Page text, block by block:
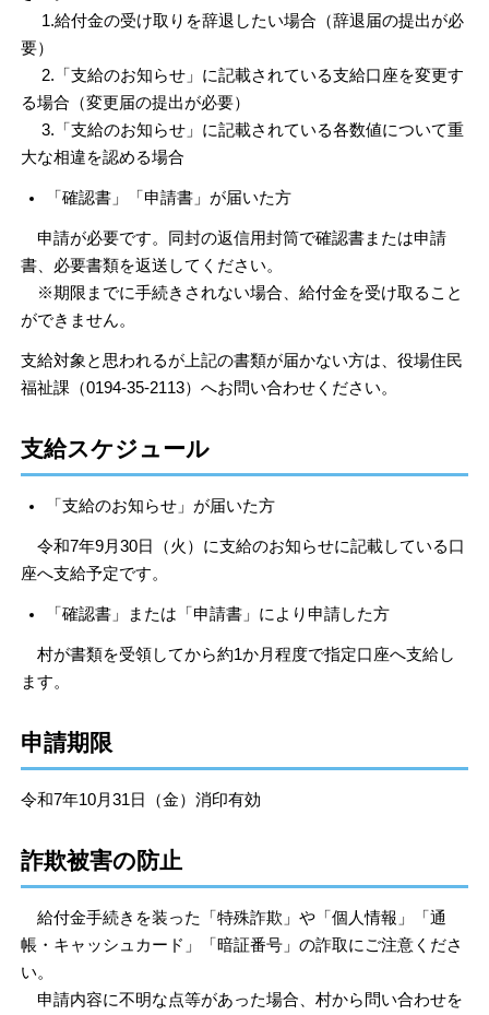
1.給付金の受け取りを辞退したい場合（辞退届の提出が必
要）
2.「支給のお知らせ」に記載されている支給口座を変更す
る場合（変更届の提出が必要）
3.「支給のお知らせ」に記載されている各数値について重
大な相違を認める場合
「確認書」「申請書」が届いた方
申請が必要です。同封の返信用封筒で確認書または申請
書、必要書類を返送してください。
※期限までに手続きされない場合、給付金を受け取ること
ができません。
支給対象と思われるが上記の書類が届かない方は、役場住民
福祉課（0194-35-2113）へお問い合わせください。
支給スケジュール
「支給のお知らせ」が届いた方
令和7年9月30日（火）に支給のお知らせに記載している口
座へ支給予定です。
「確認書」または「申請書」により申請した方
村が書類を受領してから約1か月程度で指定口座へ支給し
ます。
申請期限
令和7年10月31日（金）消印有効
詐欺被害の防止
給付金手続きを装った「特殊詐欺」や「個人情報」「通
帳・キャッシュカード」「暗証番号」の詐取にご注意くださ
い。
申請内容に不明な点等があった場合、村から問い合わせを